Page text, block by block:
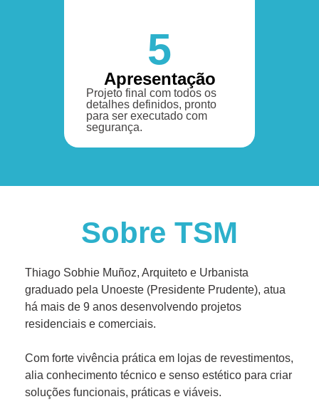
5
Apresentação
Projeto final com todos os
detalhes definidos, pronto
para ser executado com
segurança.
Sobre TSM
Thiago Sobhie Muñoz, Arquiteto e Urbanista
graduado pela Unoeste (Presidente Prudente), atua
há mais de 9 anos desenvolvendo projetos
residenciais e comerciais.
Com forte vivência prática em lojas de revestimentos,
alia conhecimento técnico e senso estético para criar
soluções funcionais, práticas e viáveis.